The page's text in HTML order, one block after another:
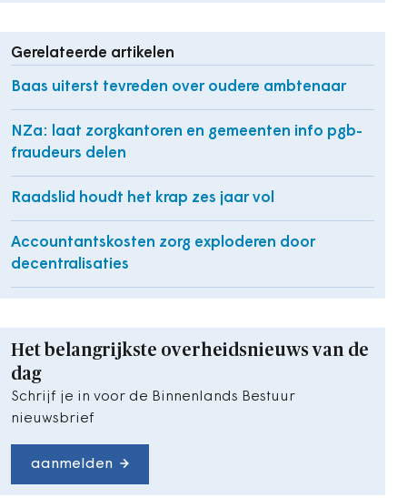
Gerelateerde artikelen
Baas uiterst tevreden over oudere ambtenaar
NZa: laat zorgkantoren en gemeenten info pgb-
fraudeurs delen
Raadslid houdt het krap zes jaar vol
Accountantskosten zorg exploderen door
decentralisaties
Het belangrijkste overheidsnieuws van de
dag
Schrijf je in voor de Binnenlands Bestuur
nieuwsbrief
aanmelden